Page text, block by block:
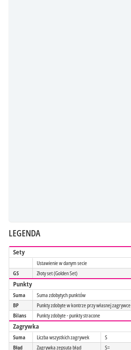
LEGENDA
Sety
Ustawienie w danym secie
GS
Złoty set (Golden Set)
Punkty
Suma
Suma zdobytych punktów
BP
Punkty zdobyte w kontrze przy własnej zagrywce
Bilans
Punkty zdobyte - punkty stracone
Zagrywka
Suma Liczba wszystkich zagrywek
S
Błąd
Zagrywka zepsuta błąd
S=